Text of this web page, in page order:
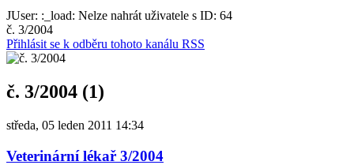
JUser: :_load: Nelze nahrát uživatele s ID: 64
č. 3/2004
Přihlásit se k odběru tohoto kanálu RSS
č. 3/2004 (1)
středa, 05 leden 2011 14:34
Veterinární lékař 3/2004